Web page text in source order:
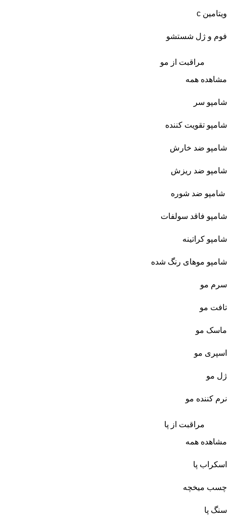
ویتامین c
فوم و ژل شستشو
مراقبت از مو
مشاهده همه
شامپو سر
شامپو تقویت کننده
شامپو ضد خارش
شامپو ضد ریزش
شامپو ضد شوره
شامپو فاقد سولفات
شامپو کراتینه
شامپو موهای رنگ شده
سرم مو
تافت مو
ماسک مو
اسپری مو
ژل مو
نرم کننده مو
مراقبت از پا
مشاهده همه
اسکراب پا
چسب میخچه
سنگ پا